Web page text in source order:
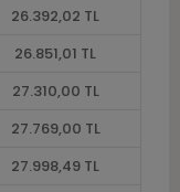
26.392,02 TL
26.851,01 TL
27.310,00 TL
27.769,00 TL
27.998,49 TL